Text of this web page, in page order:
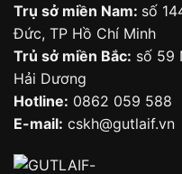
Trụ sở miền Nam: số
Đức, TP Hồ Chí Minh
Trủ sở miền Bắc: số 59
Hải Dương
Hotline: 0862 059 588
E-mail: cskh@gutlaif.vn